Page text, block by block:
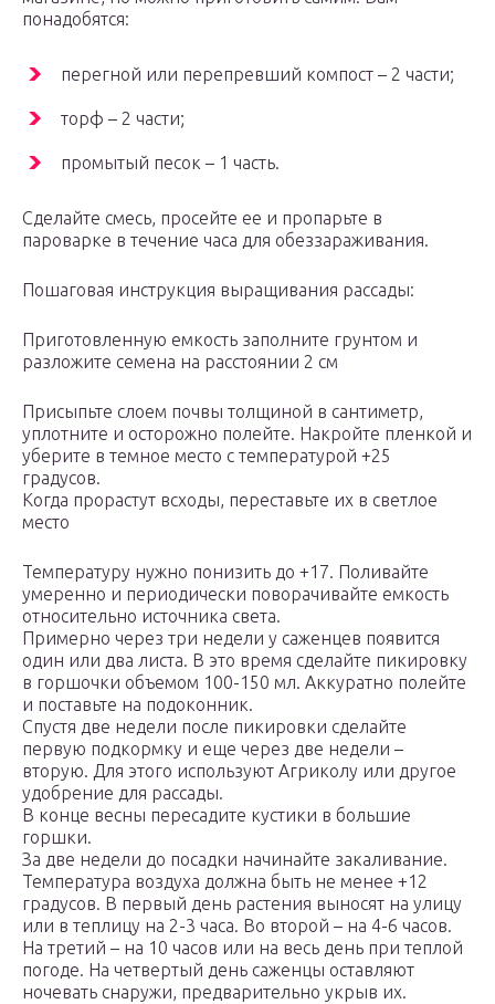
понадобятся:
перегной или перепревший компост – 2 части;
торф – 2 части;
промытый песок – 1 часть.
Сделайте смесь, просейте ее и пропарьте в
пароварке в течение часа для обеззараживания.
Пошаговая инструкция выращивания рассады:
Приготовленную емкость заполните грунтом и
разложите семена на расстоянии 2 см
Присыпьте слоем почвы толщиной в сантиметр,
уплотните и осторожно полейте. Накройте пленкой и
уберите в темное место с температурой +25
градусов.
Когда прорастут всходы, переставьте их в светлое
место
Температуру нужно понизить до +17. Поливайте
умеренно и периодически поворачивайте емкость
относительно источника света.
Примерно через три недели у саженцев появится
один или два листа. В это время сделайте пикировку
в горшочки объемом 100-150 мл. Аккуратно полейте
и поставьте на подоконник.
Спустя две недели после пикировки сделайте
первую подкормку и еще через две недели –
вторую. Для этого используют Агриколу или другое
удобрение для рассады.
В конце весны пересадите кустики в большие
горшки.
За две недели до посадки начинайте закаливание.
Температура воздуха должна быть не менее +12
градусов. В первый день растения выносят на улицу
или в теплицу на 2-3 часа. Во второй – на 4-6 часов.
На третий – на 10 часов или на весь день при теплой
погоде. На четвертый день саженцы оставляют
ночевать снаружи, предварительно укрыв их.